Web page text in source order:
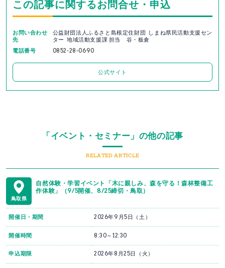
この記事に関するお問合せ・申込
お問い合わせ
先
公益財団法人ふるさと島根定住財団 しまね県民活動支援セン
ター 地域活動支援課 担当 谷・板倉
電話番号
0852-28-0690
公式サイト
「イベント・セミナー」の他の記事
RELATED ARTICLE
鳥取県
自然体験・学習イベント「木に親しみ、森を守る！森林整備工
作体験」（9/5開催、8/25締切・鳥取）
開催日・期間 2026年9月5日（土）
開催時間 8:30～12:30
申込期限 2026年8月25日（火）